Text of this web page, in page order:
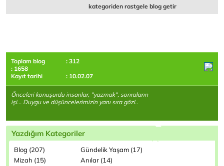
kategoriden rastgele blog getir
Toplam blog
: 312
: 1658
Kayıt tarihi
: 10.02.07
Önceleri konuşurdu insanlar, "yazmak", sonraların
işi... Duygu ve düşüncelerimizin yanı sıra gözl..
Yazdığım Kategoriler
Blog (207)
Gündelik Yaşam (17)
Mizah (15)
Anılar (14)